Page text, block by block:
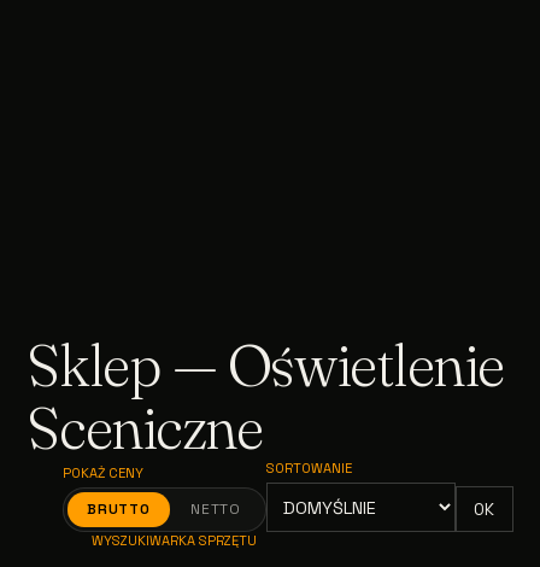
Sklep — Oświetlenie
Sceniczne
POKAŻ CENY
BRUTTO NETTO
SORTOWANIE
OK
WYSZUKIWARKA SPRZĘTU